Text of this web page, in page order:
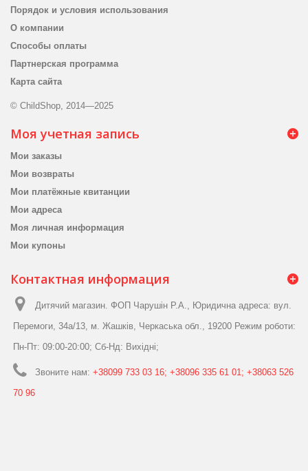
Порядок и условия использования
О компании
Способы оплаты
Партнерская программа
Карта сайта
© ChildShop, 2014—2025
Моя учетная запись
Мои заказы
Мои возвраты
Мои платёжные квитанции
Мои адреса
Моя личная информация
Мои купоны
Контактная информация
Дитячий магазин. ФОП Чарушін Р.А., Юридична адреса: вул.
Перемоги, 34а/13, м. Жашків, Черкаська обл., 19200 Режим роботи:
Пн-Пт: 09:00-20:00; Сб-Нд: Вихідні;
Звоните нам: +38099 733 03 16; +38096 335 61 01; +38063 526
70 96